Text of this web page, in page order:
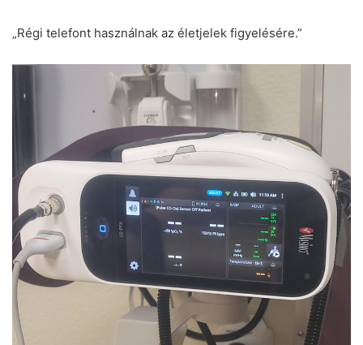
„Régi telefont használnak az életjelek figyelésére.”